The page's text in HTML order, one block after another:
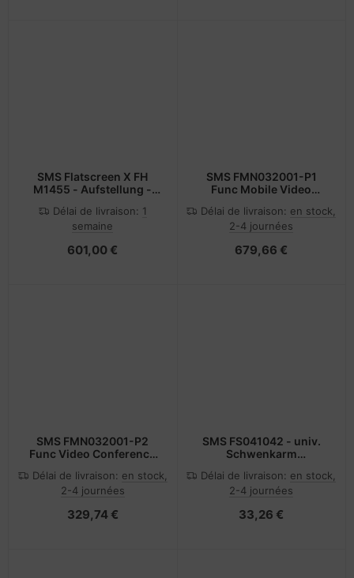
SMS Flatscreen X FH
M1455 - Aufstellung -
weiß, Aluminium -
Bildschirmgröße: 101.6-
Délai de livraison: 1
semaine
601,00 €
SMS FMN032001-P1
Func Mobile Video
Délai de livraison: en stock,
2-4 journées
679,66 €
SMS FMN032001-P2
Func Video Conference
Délai de livraison: en stock,
2-4 journées
329,74 €
SMS FS041042 - univ.
Schwenkarm
Délai de livraison: en stock,
2-4 journées
33,26 €